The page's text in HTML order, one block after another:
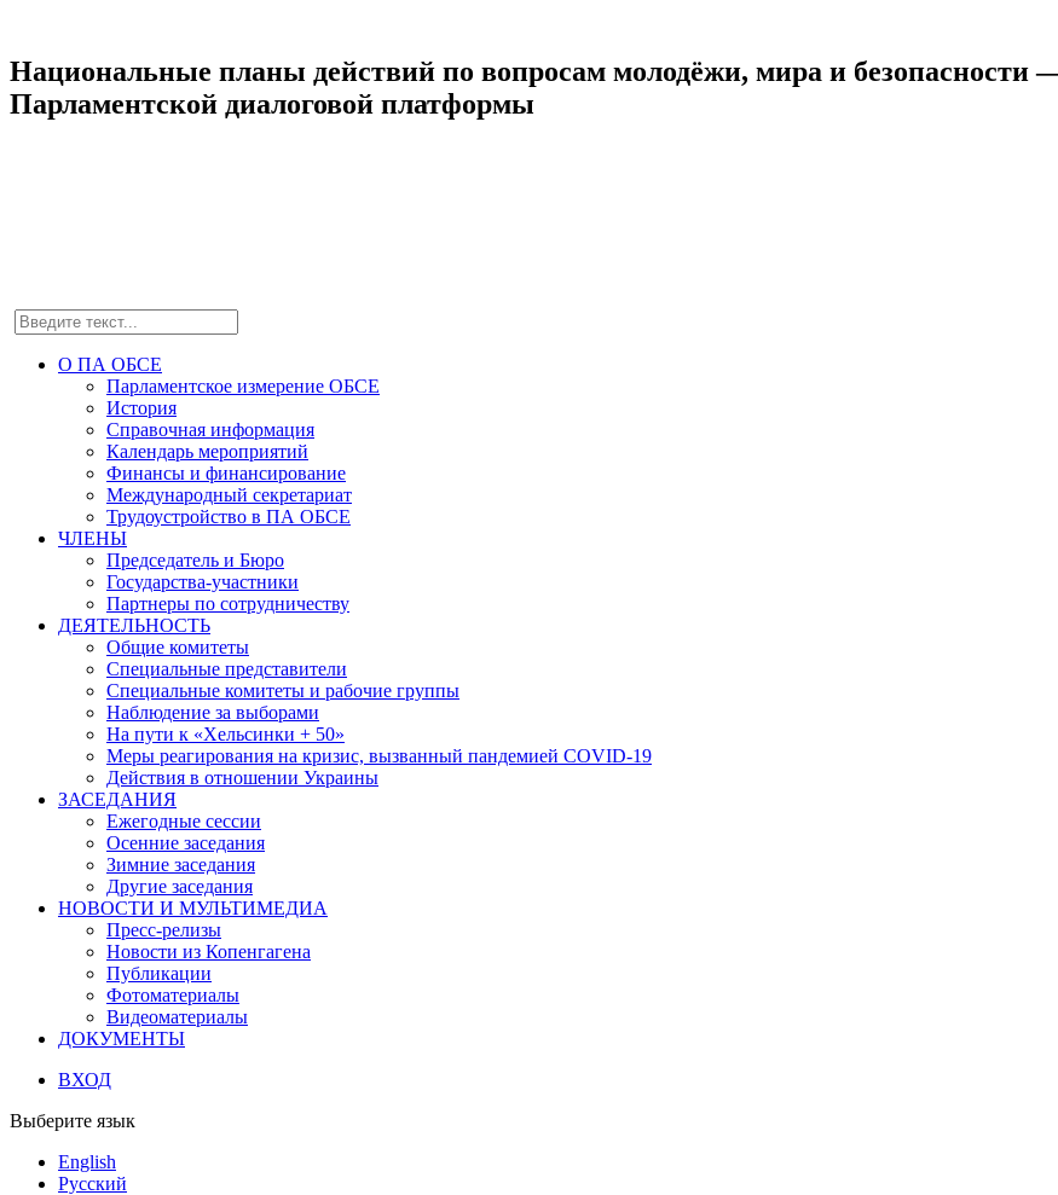
Национальные планы действий по вопросам молодёжи, мира и безопасности
Парламентской диалоговой платформы
О ПА ОБСЕ
Парламентское измерение ОБСЕ
История
Справочная информация
Календарь мероприятий
Финансы и финансирование
Международный секретариат
Трудоустройство в ПА ОБСЕ
ЧЛЕНЫ
Председатель и Бюро
Государства-участники
Партнеры по сотрудничеству
ДЕЯТЕЛЬНОСТЬ
Общие комитеты
Специальные представители
Специальные комитеты и рабочие группы
Наблюдение за выборами
На пути к «Хельсинки + 50»
Меры реагирования на кризис, вызванный пандемией COVID-19
Действия в отношении Украины
ЗАСЕДАНИЯ
Ежегодные сессии
Осенние заседания
Зимние заседания
Другие заседания
НОВОСТИ И МУЛЬТИМЕДИА
Пресс-релизы
Новости из Копенгагена
Публикации
Фотоматериалы
Видеоматериалы
ДОКУМЕНТЫ
ВХОД
Выберите язык
English
Русский